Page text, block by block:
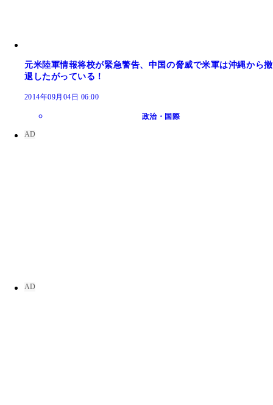
元米陸軍情報将校が緊急警告、中国の脅威で米軍は沖縄から撤
退したがっている！
2014年09月04日 06:00
政治・国際